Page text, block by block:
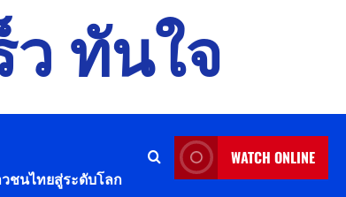
ทันใจ
าวชนไทยสู่ระดับโลก
WATCH ONLINE